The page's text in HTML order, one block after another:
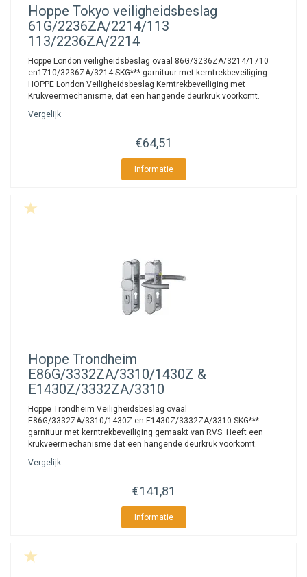
Hoppe Tokyo veiligheidsbeslag
61G/2236ZA/2214/113
113/2236ZA/2214
Hoppe London veiligheidsbeslag ovaal 86G/3236ZA/3214/1710
en1710/3236ZA/3214 SKG*** garnituur met kerntrekbeveiliging.
HOPPE London Veiligheidsbeslag Kerntrekbeveiliging met
Krukveermechanisme, dat een hangende deurkruk voorkomt.
Vergelijk
€64,51
Informatie
Hoppe Trondheim
E86G/3332ZA/3310/1430Z &
E1430Z/3332ZA/3310
Hoppe Trondheim Veiligheidsbeslag ovaal
E86G/3332ZA/3310/1430Z en E1430Z/3332ZA/3310 SKG***
garnituur met kerntrekbeveiliging gemaakt van RVS. Heeft een
krukveermechanisme dat een hangende deurkruk voorkomt.
Vergelijk
€141,81
Informatie